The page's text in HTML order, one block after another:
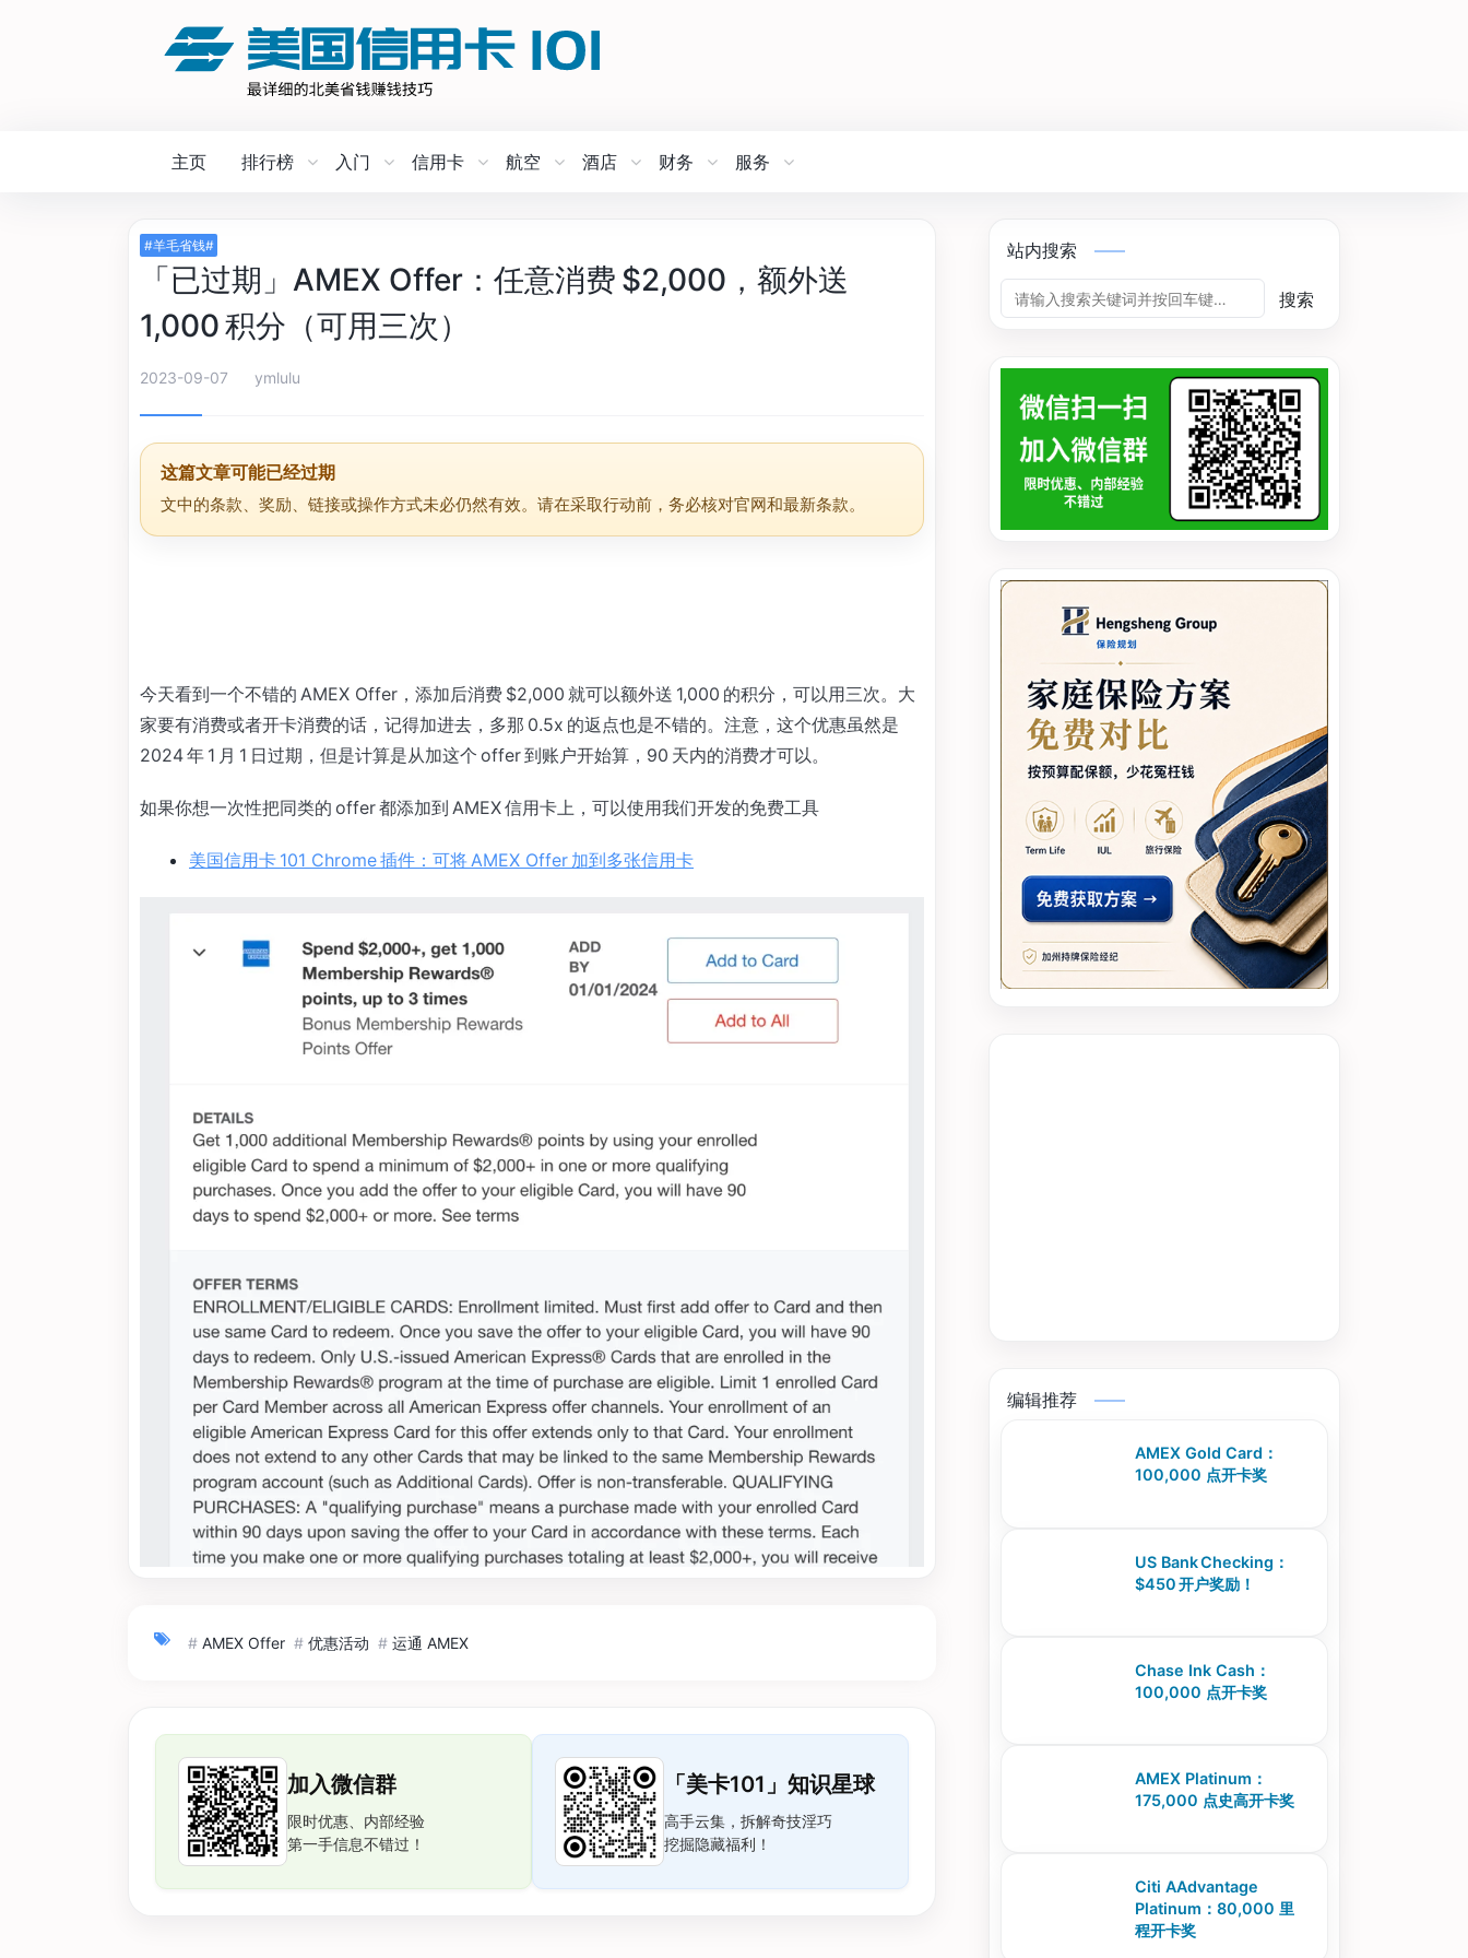
主页 排行榜 入门 信用卡 航空 酒店 财务 服务
#羊毛省钱#
「已过期」AMEX Offer：任意消费 $2,000，额外送
1,000 积分（可用三次）
2023-09-07 ymlulu
这篇文章可能已经过期
文中的条款、奖励、链接或操作方式未必仍然有效。请在采取行动前，务必核对官网和最新条款。
今天看到一个不错的 AMEX Offer，添加后消费 $2,000 就可以额外送 1,000 的积分，可以用三次。大
家要有消费或者开卡消费的话，记得加进去，多那 0.5x 的返点也是不错的。注意，这个优惠虽然是
2024 年 1 月 1 日过期，但是计算是从加这个 offer 到账户开始算，90 天内的消费才可以。
如果你想一次性把同类的 offer 都添加到 AMEX 信用卡上，可以使用我们开发的免费工具
美国信用卡 101 Chrome 插件：可将 AMEX Offer 加到多张信用卡
# AMEX Offer # 优惠活动 # 运通 AMEX
加入微信群
限时优惠、内部经验
第一手信息不错过！
「美卡101」知识星球
高手云集，拆解奇技淫巧
挖掘隐藏福利！
站内搜索
搜索
编辑推荐
AMEX Gold Card：
100,000 点开卡奖
US Bank Checking：
$450 开户奖励！
Chase Ink Cash：
100,000 点开卡奖
AMEX Platinum：
175,000 点史高开卡奖
Citi AAdvantage
Platinum：80,000 里
程开卡奖